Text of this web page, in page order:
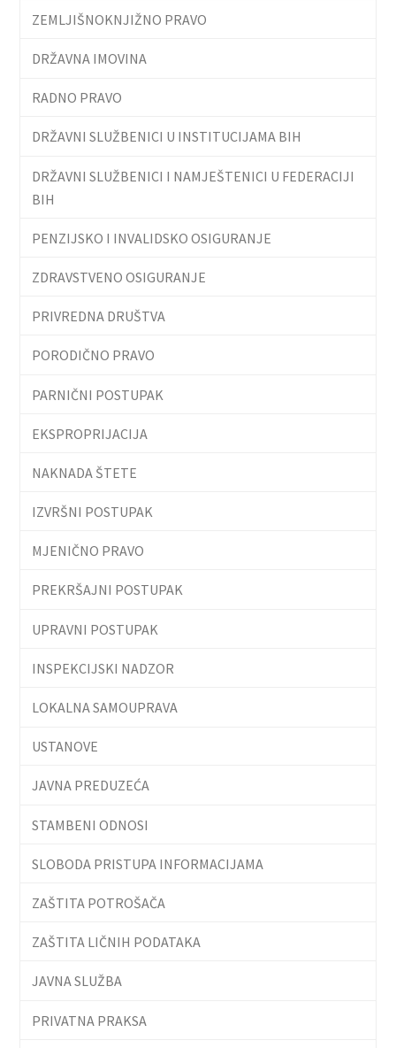
ZEMLJIŠNOKNJIŽNO PRAVO
DRŽAVNA IMOVINA
RADNO PRAVO
DRŽAVNI SLUŽBENICI U INSTITUCIJAMA BIH
DRŽAVNI SLUŽBENICI I NAMJEŠTENICI U FEDERACIJI
BIH
PENZIJSKO I INVALIDSKO OSIGURANJE
ZDRAVSTVENO OSIGURANJE
PRIVREDNA DRUŠTVA
PORODIČNO PRAVO
PARNIČNI POSTUPAK
EKSPROPRIJACIJA
NAKNADA ŠTETE
IZVRŠNI POSTUPAK
MJENIČNO PRAVO
PREKRŠAJNI POSTUPAK
UPRAVNI POSTUPAK
INSPEKCIJSKI NADZOR
LOKALNA SAMOUPRAVA
USTANOVE
JAVNA PREDUZEĆA
STAMBENI ODNOSI
SLOBODA PRISTUPA INFORMACIJAMA
ZAŠTITA POTROŠAČA
ZAŠTITA LIČNIH PODATAKA
JAVNA SLUŽBA
PRIVATNA PRAKSA